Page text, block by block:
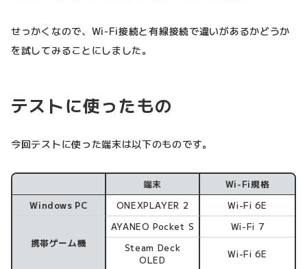
せっかくなので、Wi-Fi接続と有線接続で違いがあるかどうか
を試してみることにしました。
テストに使ったもの
今回テストに使った端末は以下のものです。
端末
Wi-Fi規格
Windows PC
ONEXPLAYER 2 Wi-Fi 6E
携帯ゲーム機
AYANEO Pocket S
Wi-Fi 7
Steam Deck
OLED
Wi-Fi 6E